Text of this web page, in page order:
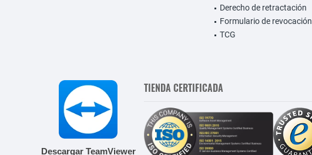
Derecho de retractación
Formulario de revocación
TCG
Descargar TeamViewer
TIENDA CERTIFICADA